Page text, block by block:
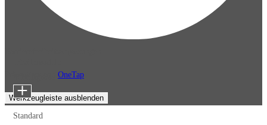
OneTap
Werkzeugleiste ausblenden
Standard